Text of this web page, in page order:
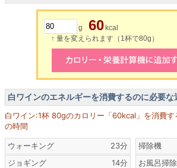
g 60 kcal
↑ 量を変えられます（1杯で80g）
白ワインのエネルギーを消費するのに必要な
白ワイン:1杯 80gのカロリー「60kcal」を消費
の時間
ウォーキング
23分
ジョギング
14分
掃除機
お風呂掃除